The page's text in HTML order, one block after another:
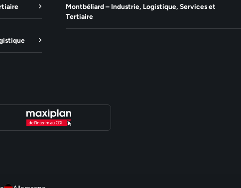
Montbéliard – Industrie, Logistique, Services et
Tertiaire